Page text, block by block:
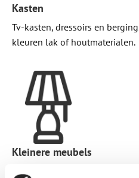
Kasten
Tv-kasten, dressoirs en
kleuren lak of houtmaterialen.
Kleinere meubels
Zoals bijzettafels, salontafels,